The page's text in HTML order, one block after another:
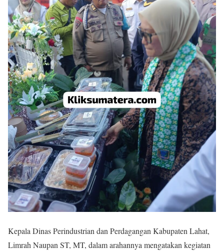
Kepala Dinas Perindustrian dan Perdagangan Kabupaten Lahat,
Limrah Naupan ST, MT, dalam arahannya mengatakan kegiatan